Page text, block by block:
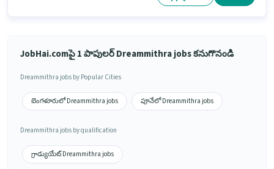
JobHai.comపై 1 పాపులర్ Dreammithra jobs కనుగొనండి
Dreammithra jobs by Popular Cities
బెంగళూరులో Dreammithra jobs పూనేలో Dreammithra jobs
Dreammithra jobs by qualification
గ్రాడ్యుయేట్ Dreammithra jobs